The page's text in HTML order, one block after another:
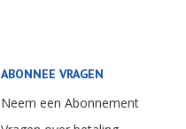
ABONNEE VRAGEN
Neem een Abonnement